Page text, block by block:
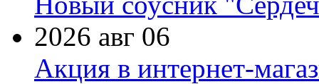
2026 авг 06
Акция в интернет-